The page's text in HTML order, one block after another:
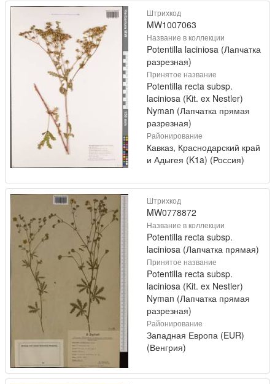
Штрихкод
MW1007063
Название в коллекции
Potentilla laciniosa (Лапчатка
разрезная)
Принятое название
Potentilla recta subsp.
laciniosa (Kit. ex Nestler)
Nyman (Лапчатка прямая
разрезная)
Районирование
Кавказ, Краснодарский край
и Адыгея (K1a) (Россия)
Штрихкод
MW0778872
Название в коллекции
Potentilla recta subsp.
laciniosa (Лапчатка прямая)
Принятое название
Potentilla recta subsp.
laciniosa (Kit. ex Nestler)
Nyman (Лапчатка прямая
разрезная)
Районирование
Западная Европа (EUR)
(Венгрия)